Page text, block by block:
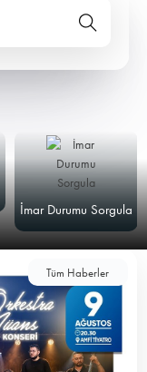
İmar Durumu Sorgula
Tüm Haberler